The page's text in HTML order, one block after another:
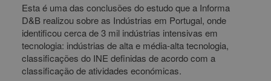
Esta é uma das conclusões do estudo que a Informa
D&B realizou sobre as Indústrias em Portugal, onde
identificou cerca de 3 mil indústrias intensivas em
tecnologia: indústrias de alta e média-alta tecnologia,
classificações do INE definidas de acordo com a
classificação de atividades económicas.